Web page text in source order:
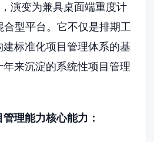
演变为兼具桌面端重度计
型平台。它不仅是排期工
标准化项目管理体系的基
来沉淀的系统性项目管理
理能力核心能力：